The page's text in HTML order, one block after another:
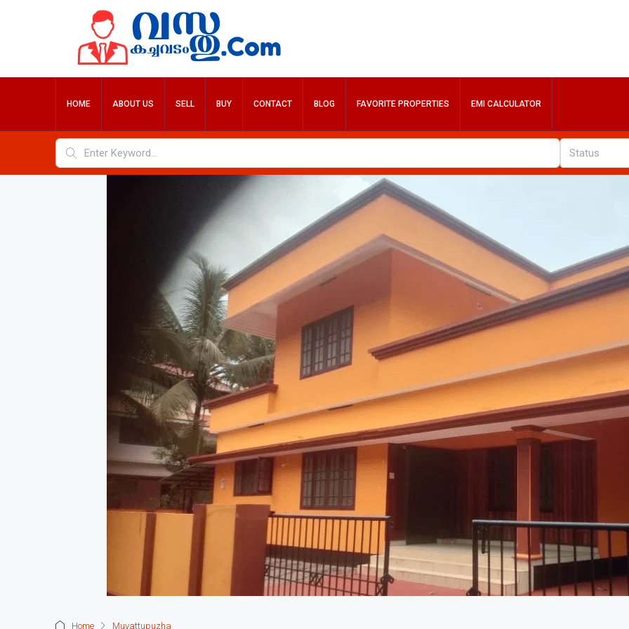
HOME ABOUT US SELL BUY CONTACT BLOG FAVORITE PROPERTIES EMI CALCULATOR
Status
Home Muvattupuzha